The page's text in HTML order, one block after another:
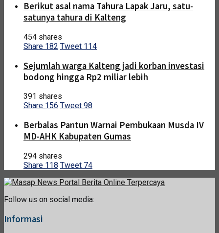
Berikut asal nama Tahura Lapak Jaru, satu-
satunya tahura di Kalteng
454 shares
Share 182 Tweet 114
Sejumlah warga Kalteng jadi korban investasi
bodong hingga Rp2 miliar lebih
391 shares
Share 156 Tweet 98
Berbalas Pantun Warnai Pembukaan Musda IV
MD-AHK Kabupaten Gumas
294 shares
Share 118 Tweet 74
Follow us on social media:
Informasi